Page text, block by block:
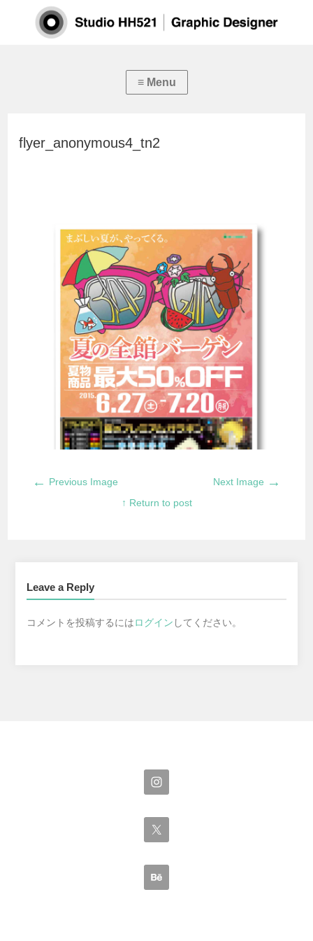
flyer_anonymous4_tn2
← Previous Image Next Image →
↑ Return to post
Leave a Reply
コメントを投稿するにはログイン してください。